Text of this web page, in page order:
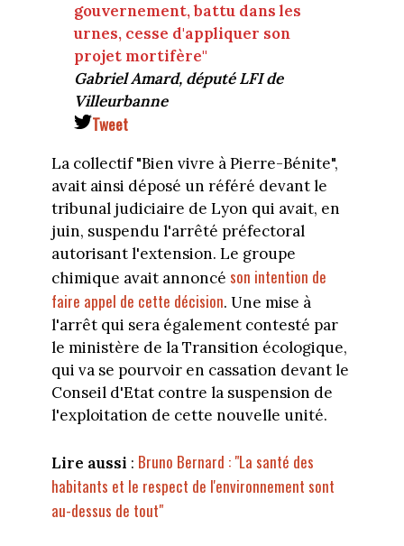
gouvernement, battu dans les
urnes, cesse d'appliquer son
projet mortifère"
Gabriel Amard, député LFI de
Villeurbanne
Tweet
La collectif "Bien vivre à Pierre-Bénite",
avait ainsi déposé un référé devant le
tribunal judiciaire de Lyon qui avait, en
juin, suspendu l'arrêté préfectoral
autorisant l'extension. Le groupe
chimique avait annoncé son intention de
faire appel de cette décision. Une mise à
l'arrêt qui sera également contesté par
le ministère de la Transition écologique,
qui va se pourvoir en cassation devant le
Conseil d'Etat contre la suspension de
l'exploitation de cette nouvelle unité.
Lire aussi : Bruno Bernard : "La santé des
habitants et le respect de l'environnement sont
au-dessus de tout"